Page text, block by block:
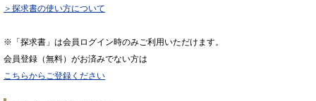
＞探求書の使い方について
※「探求書」は会員ログイン時のみご利用いただけます。
会員登録（無料）がお済みでない方は
こちらからご登録ください